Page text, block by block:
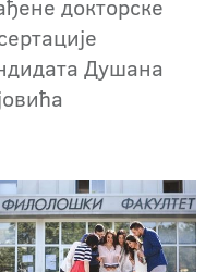
докторске
Душана